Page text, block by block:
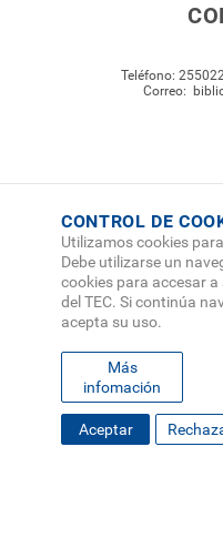
Teléfono:
Correo:
CONTROL DE
Utilizamos cookies
Debe utilizarse un
cookies para accesar
del TEC. Si continúa
acepta su uso.
Más
infomación
Aceptar